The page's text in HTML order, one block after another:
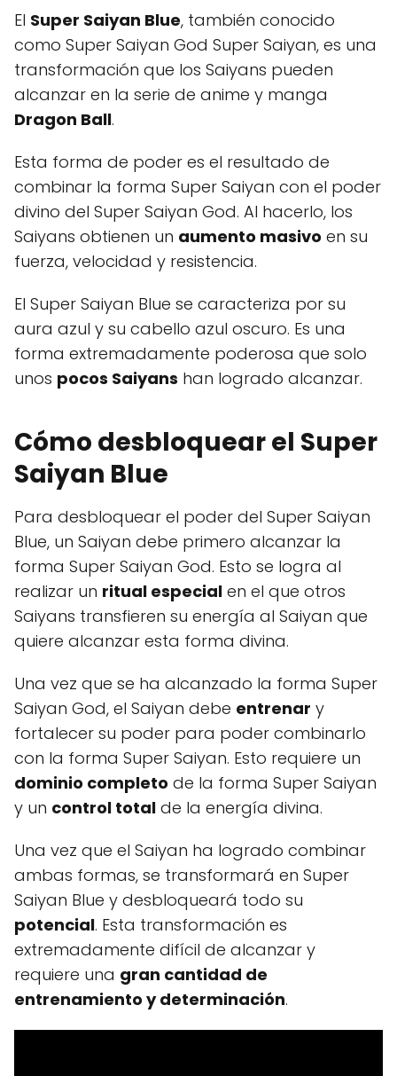
El Super Saiyan Blue, también conocido
como Super Saiyan God Super Saiyan, es una
transformación que los Saiyans pueden
alcanzar en la serie de anime y manga
Dragon Ball.
Esta forma de poder es el resultado de
combinar la forma Super Saiyan con el poder
divino del Super Saiyan God. Al hacerlo, los
Saiyans obtienen un aumento masivo en su
fuerza, velocidad y resistencia.
El Super Saiyan Blue se caracteriza por su
aura azul y su cabello azul oscuro. Es una
forma extremadamente poderosa que solo
unos pocos Saiyans han logrado alcanzar.
Cómo desbloquear el Super
Saiyan Blue
Para desbloquear el poder del Super Saiyan
Blue, un Saiyan debe primero alcanzar la
forma Super Saiyan God. Esto se logra al
realizar un ritual especial en el que otros
Saiyans transfieren su energía al Saiyan que
quiere alcanzar esta forma divina.
Una vez que se ha alcanzado la forma Super
Saiyan God, el Saiyan debe entrenar y
fortalecer su poder para poder combinarlo
con la forma Super Saiyan. Esto requiere un
dominio completo de la forma Super Saiyan
y un control total de la energía divina.
Una vez que el Saiyan ha logrado combinar
ambas formas, se transformará en Super
Saiyan Blue y desbloqueará todo su
potencial. Esta transformación es
extremadamente difícil de alcanzar y
requiere una gran cantidad de
entrenamiento y determinación.